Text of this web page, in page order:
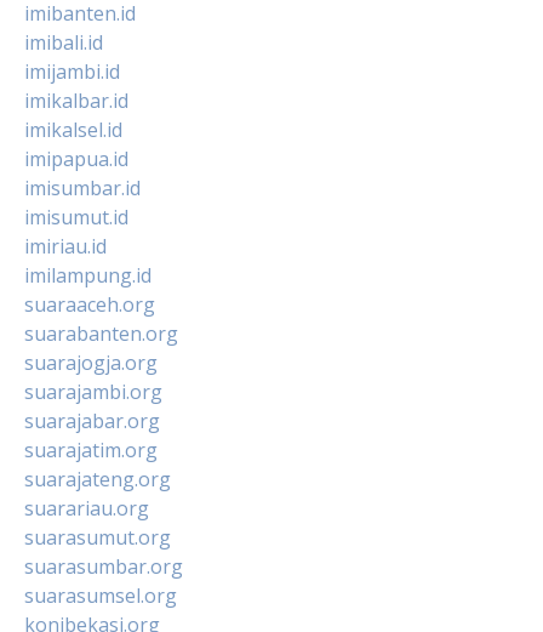
imibanten.id
imibali.id
imijambi.id
imikalbar.id
imikalsel.id
imipapua.id
imisumbar.id
imisumut.id
imiriau.id
imilampung.id
suaraaceh.org
suarabanten.org
suarajogja.org
suarajambi.org
suarajabar.org
suarajatim.org
suarajateng.org
suarariau.org
suarasumut.org
suarasumbar.org
suarasumsel.org
konibekasi.org